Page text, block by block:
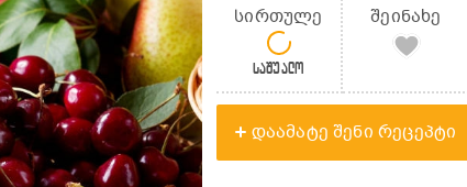
სირთულე
საშუალო
შეინახე
დაამატე შენი რეცეპტი